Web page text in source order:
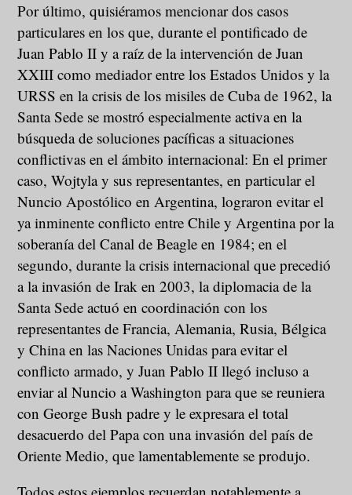
Por último, quisiéramos mencionar dos casos
particulares en los que, durante el pontificado de
Juan Pablo II y a raíz de la intervención de Juan
XXIII como mediador entre los Estados Unidos y la
URSS en la crisis de los misiles de Cuba de 1962, la
Santa Sede se mostró especialmente activa en la
búsqueda de soluciones pacíficas a situaciones
conflictivas en el ámbito internacional: En el primer
caso, Wojtyla y sus representantes, en particular el
Nuncio Apostólico en Argentina, lograron evitar el
ya inminente conflicto entre Chile y Argentina por la
soberanía del Canal de Beagle en 1984; en el
segundo, durante la crisis internacional que precedió
a la invasión de Irak en 2003, la diplomacia de la
Santa Sede actuó en coordinación con los
representantes de Francia, Alemania, Rusia, Bélgica
y China en las Naciones Unidas para evitar el
conflicto armado, y Juan Pablo II llegó incluso a
enviar al Nuncio a Washington para que se reuniera
con George Bush padre y le expresara el total
desacuerdo del Papa con una invasión del país de
Oriente Medio, que lamentablemente se produjo.